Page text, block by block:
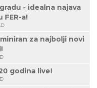
- idealna najava
FER-a!
za najbolji novi
godina live!